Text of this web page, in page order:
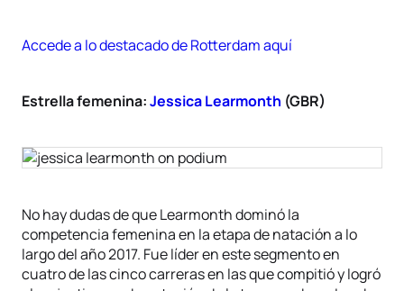
Accede a lo destacado de Rotterdam aquí
Estrella femenina:Jessica Learmonth (GBR)
No hay dudas de que Learmonth dominó la
competencia femenina en la etapa de natación a lo
largo del año 2017. Fue líder en este segmento en
cuatro de las cinco carreras en las que compitió y logró